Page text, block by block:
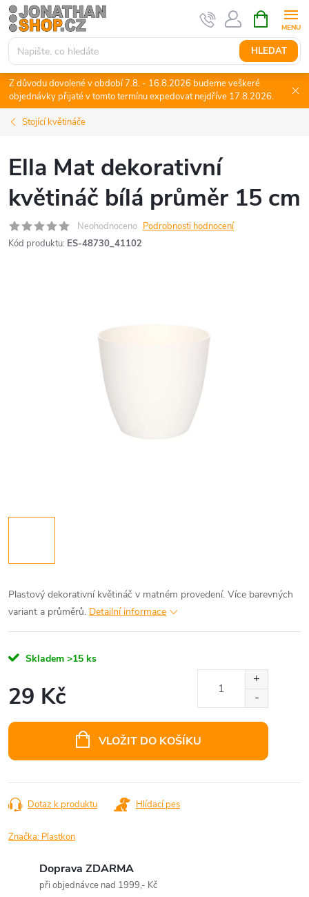
Přejít
na
obsah
HLEDAT
NÁKUPNÍ
KOŠÍK
Z důvodu dovolené v období 7.8. - 16.8.2026 budeme veškeré
objednávky přijaté v tomto termínu expedovat nejdříve 17.8.2026.
Stojící květináče
Ella Mat dekorativní
květináč bílá průměr 15 cm
Neohodnoceno Podrobnosti hodnocení
Kód produktu: ES-48730_41102
Plastový dekorativní květináč v matném provedení. Více barevných
variant a průměrů. Detailní informace
Skladem >15 ks
29 Kč
VLOŽIT DO KOŠÍKU
Dotaz k produktu Hlídací pes
Značka: Plastkon
Doprava ZDARMA
při objednávce nad 1999,- Kč